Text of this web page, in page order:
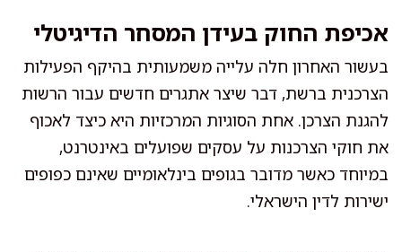
אכיפת החוק בעידן המסחר הדיגיטלי
בעשור האחרון חלה עלייה משמעותית בהיקף הפעילות
הצרכנית ברשת, דבר שיצר אתגרים חדשים עבור הרשות
להגנת הצרכן. אחת הסוגיות המרכזיות היא כיצד לאכוף
את חוקי הצרכנות על עסקים שפועלים באינטרנט,
במיוחד כאשר מדובר בגופים בינלאומיים שאינם כפופים
ישירות לדין הישראלי.